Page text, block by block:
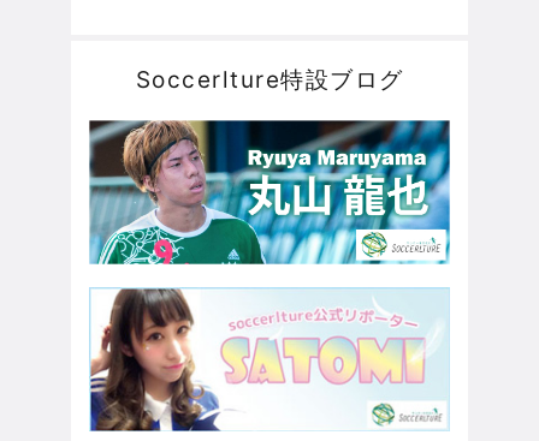
Soccerlture特設ブログ